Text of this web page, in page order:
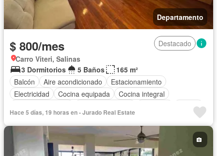
Departamento
$ 800/mes
Destacado
Carro Viteri, Salinas
3 Dormitorios
5 Baños
165 m²
Balcón
Aire acondicionado
Estacionamiento
Electricidad
Cocina equipada
Cocina integral
Piscina
Wifi
Seguridad Completamente amoblado
Hace 5 días, 19 horas en - Jurado Real Estate